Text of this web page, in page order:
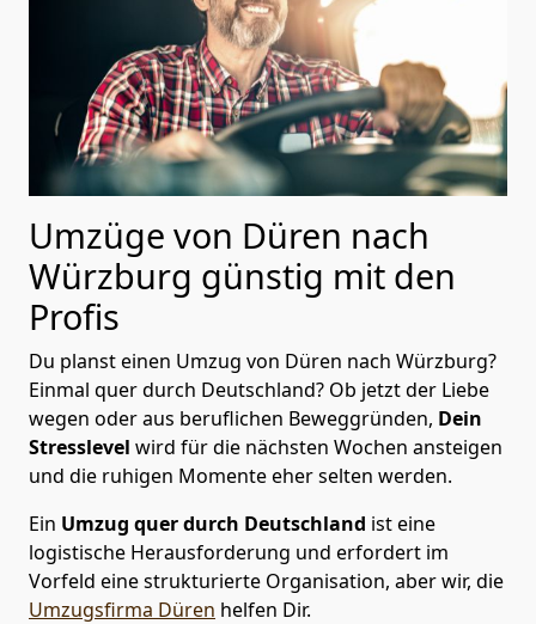
Umzüge von Düren nach
Würzburg günstig mit den
Profis
Du planst einen Umzug von Düren nach Würzburg?
Einmal quer durch Deutschland? Ob jetzt der Liebe
wegen oder aus beruflichen Beweggründen, Dein
Stresslevel wird für die nächsten Wochen ansteigen
und die ruhigen Momente eher selten werden.
Ein Umzug quer durch Deutschland ist eine
logistische Herausforderung und erfordert im
Vorfeld eine strukturierte Organisation, aber wir, die
Umzugsfirma Düren helfen Dir.